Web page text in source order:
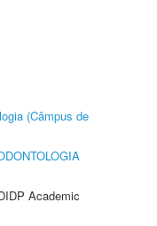
(Câmpus de
Academic